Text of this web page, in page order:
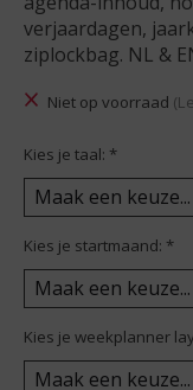
verjaardagen,
ziplockbag. NL &
Niet op voorraad
Kies je taal: *
Kies je startmaand: *
Kies je weekplanner